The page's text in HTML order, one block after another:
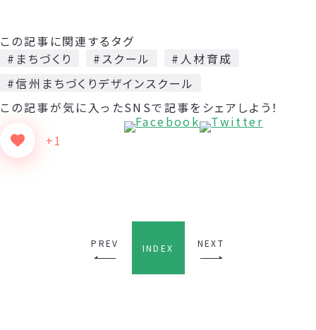
この記事に関連するタグ
#まちづくり
#スクール
#人材育成
#信州まちづくりデザインスクール
この記事が気に入った
+1
SNSで記事をシェアしよう！
PREV INDEX NEXT